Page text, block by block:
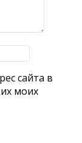
сайта в
моих